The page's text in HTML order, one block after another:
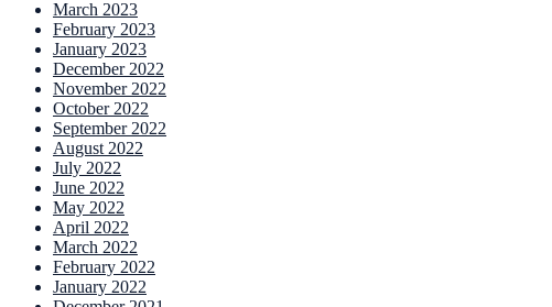
March 2023
February 2023
January 2023
December 2022
November 2022
October 2022
September 2022
August 2022
July 2022
June 2022
May 2022
April 2022
March 2022
February 2022
January 2022